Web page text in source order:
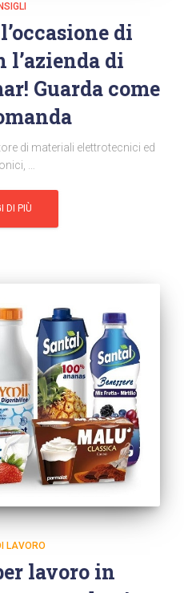
di
l’azienda di
Guarda come
di materiali elettrotecnici ed
…
DI PIÙ
LAVORO
lavoro in